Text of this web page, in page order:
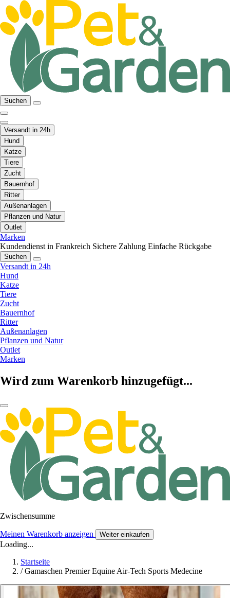
Suchen
Versandt in 24h
Hund
Katze
Tiere
Zucht
Bauernhof
Ritter
Außenanlagen
Pflanzen und Natur
Outlet
Marken
Kundendienst in Frankreich Sichere Zahlung Einfache Rückgabe
Suchen
Versandt in 24h
Hund
Katze
Tiere
Zucht
Bauernhof
Ritter
Außenanlagen
Pflanzen und Natur
Outlet
Marken
Wird zum Warenkorb hinzugefügt...
Zwischensumme
Meinen Warenkorb anzeigen Weiter einkaufen
Loading...
Startseite
/ Gamaschen Premier Equine Air-Tech Sports Medecine